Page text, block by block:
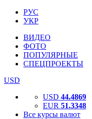
РУС
УКР
ВИДЕО
ФОТО
ПОПУЛЯРНЫЕ
СПЕЦПРОЕКТЫ
USD
USD 44.4869
EUR 51.3348
Все курсы валют